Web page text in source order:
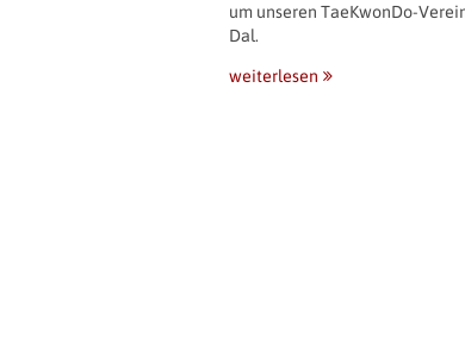
um unseren TaeKwonDo-
Dal.
weiterlesen